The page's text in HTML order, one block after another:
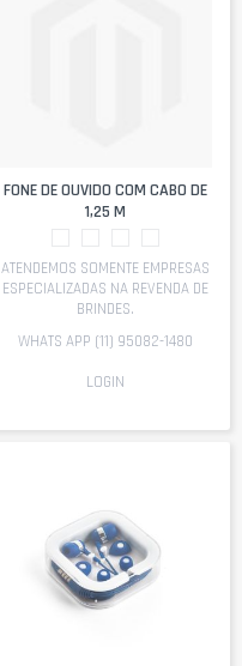
FONE DE OUVIDO COM CABO DE
1,25 M
ATENDEMOS SOMENTE EMPRESAS
ESPECIALIZADAS NA REVENDA DE
BRINDES.
WHATS APP (11) 95082-1480
LOGIN